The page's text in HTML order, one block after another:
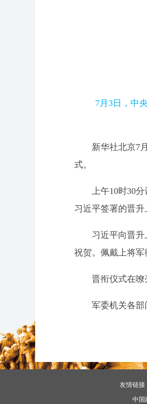
7月3日，中
新华社北京7
式。
上午10时30
习近平签署的晋升
习近平向晋
祝贺。佩戴上将军
晋衔仪式在嘹
军委机关各部
友情链接
中国